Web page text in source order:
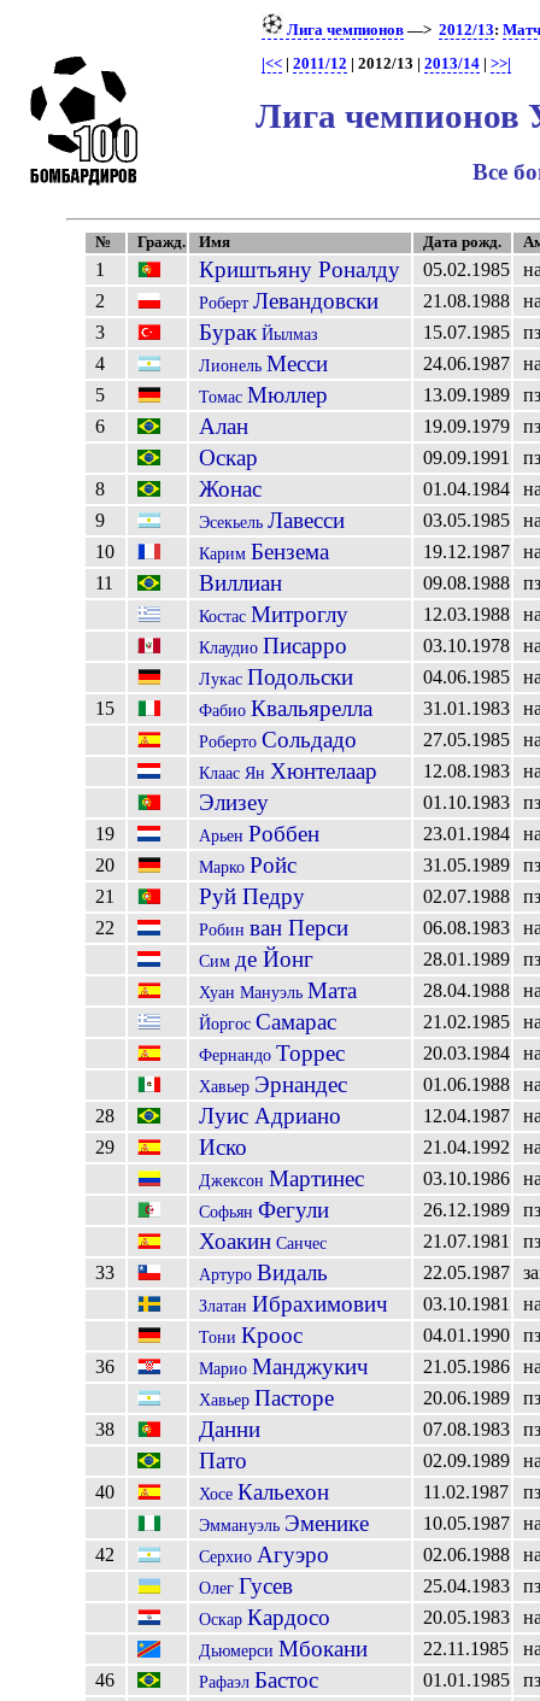
Лига чемпионов—> 2012/13:
|<<| 2011/12 | 2012/13 | 2013/14| >>|
Лига чемпионов
Все
№ Гражд. Имя Дата рожд.
1 Криштьяну Роналду 05.02.1985
2
Роберт Левандовски 21.08.1988
3
БуракЙылмаз 15.07.1985
пз
4
Лионель Месси 24.06.1987
5
Томас Мюллер 13.09.1989
пз
6
Алан 19.09.1979 пз
Оскар 09.09.1991
пз
8
Жонас 01.04.1984
9
Эсекьель Лавесси 03.05.1985
10
Карим Бензема 19.12.1987
11
Виллиан 09.08.1988 пз
Костас Митроглу 12.03.1988
Клаудио Писарро 03.10.1978
Лукас Подольски 04.06.1985
15
Фабио Квальярелла 31.01.1983
Роберто Сольдадо 27.05.1985
Клаас Ян Хюнтелаар 12.08.1983
Элизеу 01.10.1983
пз
19
Арьен Роббен 23.01.1984
20
Марко Ройс 31.05.1989
пз
21
Руй Педру 02.07.1988
пз
22
Робин ван Перси 06.08.1983
Сим де Йонг 28.01.1989 пз
Хуан Мануэль Мата 28.04.1988
Йоргос Самарас 21.02.1985
Фернандо Торрес 20.03.1984
Хавьер Эрнандес 01.06.1988
28
Луис Адриано 12.04.1987
29
Иско 21.04.1992
Джексон Мартинес 03.10.1986
Софьян Фегули 26.12.1989 пз
ХоакинСанчес 21.07.1981
пз
33
Артуро Видаль 22.05.1987
Златан Ибрахимович 03.10.1981
Тони Кроос 04.01.1990
пз
36
Марио Манджукич 21.05.1986
Хавьер Пасторе 20.06.1989
пз
38
Данни 07.08.1983 пз
Пато 02.09.1989
40
Хосе Кальехон 11.02.1987 пз
Эммануэль Эменике 10.05.1987
42
Серхио Агуэро 02.06.1988
Олег Гусев 25.04.1983 пз
Оскар Кардосо 20.05.1983
Дьюмерси Мбокани 22.11.1985
46
Рафаэл Бастос 01.01.1985 пз